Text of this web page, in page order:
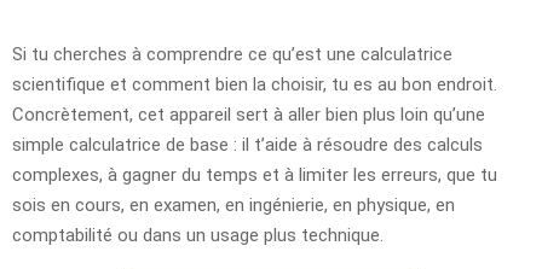
Si tu cherches à comprendre ce qu’est une calculatrice
scientifique et comment bien la choisir, tu es au bon endroit.
Concrètement, cet appareil sert à aller bien plus loin qu’une
simple calculatrice de base : il t’aide à résoudre des calculs
complexes, à gagner du temps et à limiter les erreurs, que tu
sois en cours, en examen, en ingénierie, en physique, en
comptabilité ou dans un usage plus technique.